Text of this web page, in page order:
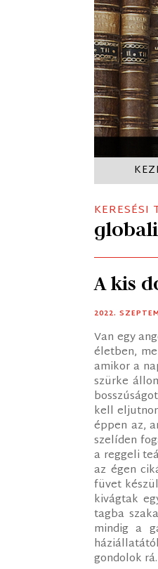
KERESÉSI
A kis
2022.
Van egy
életben,
amikor a
szürke
kell
éppen az,
szelíden
a reggeli
az égen
füvet
kivágtak
tagba
mindig a
gondolok rá.